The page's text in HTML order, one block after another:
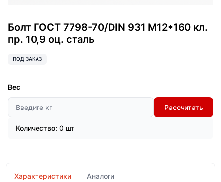
Болт ГОСТ 7798-70/DIN 931 М12*160 кл.
пр. 10,9 оц. сталь
ПОД ЗАКАЗ
Вес
Рассчитать
Количество: 0 шт
Характеристики Аналоги